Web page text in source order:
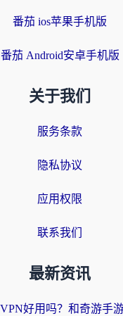
番茄 ios苹果手机版
番茄 Android安卓手机版
关于我们
服务条款
隐私协议
应用权限
联系我们
最新资讯